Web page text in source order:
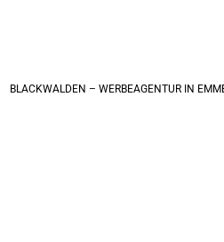
BLACKWALDEN – WERBEAGENTUR IN